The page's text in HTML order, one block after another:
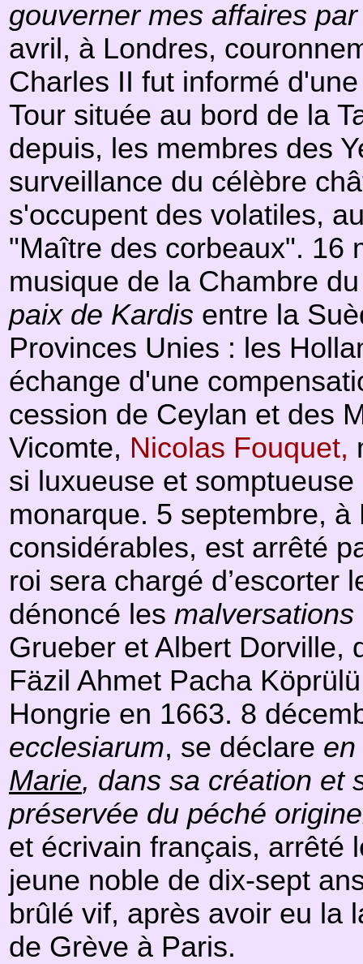
gouverner mes affaires
avril, à Londres,
Charles II fut informé
Tour située au bord de la
depuis, les membres des
surveillance du célèbre
s'occupent des volatiles,
"Maître des corbeaux". 16
musique de la Chambre
paix de Kardis entre la
Provinces Unies : les
échange d'une
cession de Ceylan et des
Vicomte, Nicolas Fouquet,
si luxueuse et
monarque. 5 septembre,
considérables, est arrêté
roi sera chargé d’escorter
dénoncé les malversations
Grueber et Albert Dorville,
Fäzil Ahmet Pacha
Hongrie en 1663. 8
ecclesiarum, se déclare en
Marie, dans sa création et
préservée du péché
et écrivain français, arrêté
jeune noble de dix-sept
brûlé vif, après avoir eu la
de Grève à Paris.